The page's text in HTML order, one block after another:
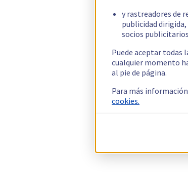
y rastreadores de
publicidad
socios
Puede aceptar todas
cualquier momento
al pie de página.
Para más
cookies.